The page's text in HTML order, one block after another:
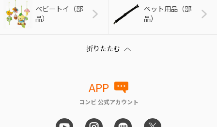
ベビートイ（部
品）
ペット用品（部
品）
APP
コンビ 公式アカウント